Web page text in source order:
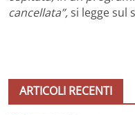
cancellata”,si legge sul
ARTICOLI RECENTI